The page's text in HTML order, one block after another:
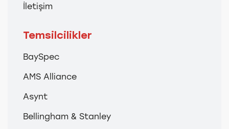
İletişim
Temsilcilikler
BaySpec
AMS Alliance
Asynt
Bellingham & Stanley